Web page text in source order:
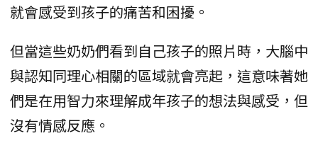
就會感受到孩子的痛苦和困擾。
但當這些奶奶們看到自己孩子的照片時，大腦中
與認知同理心相關的區域就會亮起，這意味著她
們是在用智力來理解成年孩子的想法與感受，但
沒有情感反應。